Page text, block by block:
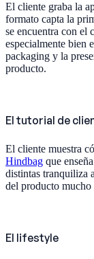
El cliente graba la
formato capta la
se encuentra con el
especialmente bien
packaging y la
producto.
El tutorial de
El cliente muestra
Hindbag que
distintas tranquiliza
del producto
El lifestyle